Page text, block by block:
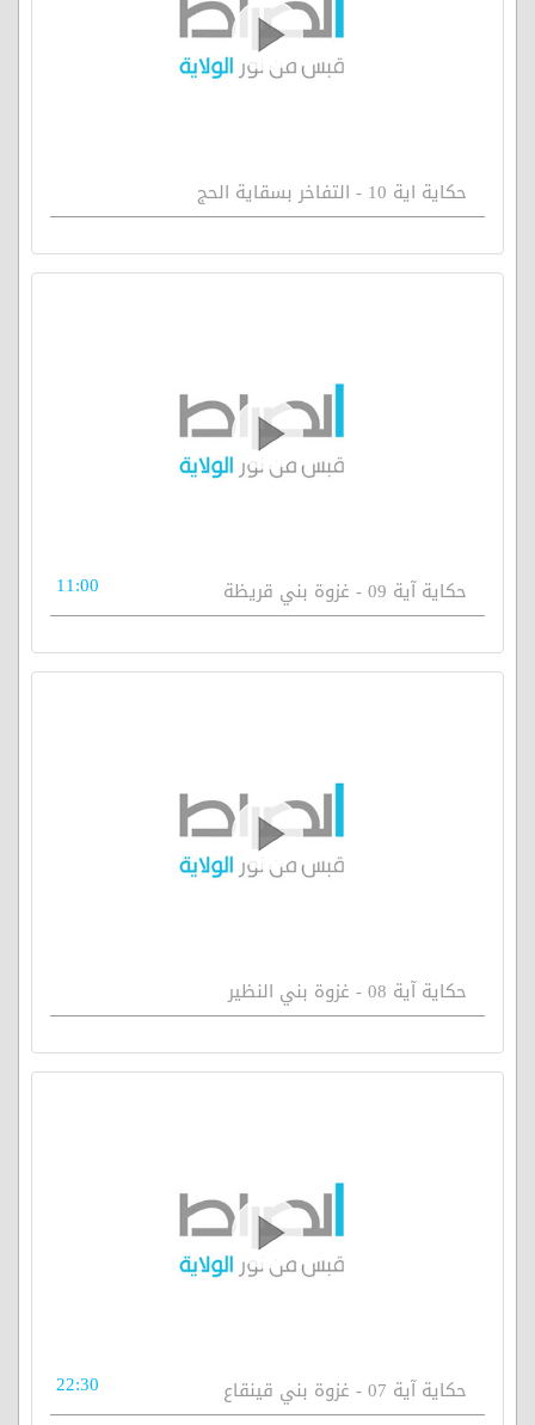
حكاية اية 10 - التفاخر بسقاية الحج
حكاية آية 09 - غزوة بني قريظة 11:00
حكاية آية 08 - غزوة بني النظير
حكاية آية 07 - غزوة بني قينقاع 22:30